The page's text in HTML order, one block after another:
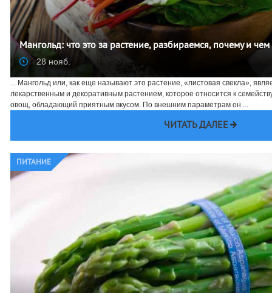
Мангольд: что это за растение, разбираемся, почему и
28 нояб.
... Мангольд или, как еще называют это растение, «листовая свекла»,
лекарственным и декоративным растением, которое относится к
овощ, обладающий приятным вкусом. По внешним параметрам он ...
ЧИТАТЬ ДАЛЕЕ
ПИТАНИЕ